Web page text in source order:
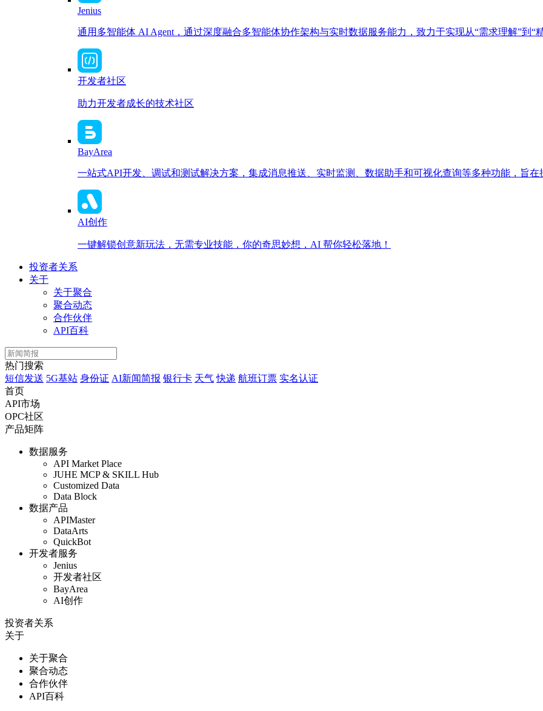
Jenius
通用多智能体 AI Agent，通过深度融合多智能体协作架构与实时数据服务能力，致力于实现从“需求理解”到“
开发者社区
助力开发者成长的技术社区
BayArea
一站式API开发、调试和测试解决方案，集成消息推送、实时监测、数据助手和可视化查询等多种功能，旨在
AI创作
一键解锁创意新玩法，无需专业技能，你的奇思妙想，AI 帮你轻松落地！
投资者关系
关于
关于聚合
聚合动态
合作伙伴
API百科
热门搜索
短信发送 5G基站 身份证 AI新闻简报 银行卡 天气 快递 航班订票 实名认证
首页
API市场
OPC社区
产品矩阵
数据服务
API Market Place
JUHE MCP & SKILL Hub
Customized Data
Data Block
数据产品
APIMaster
DataArts
QuickBot
开发者服务
Jenius
开发者社区
BayArea
AI创作
投资者关系
关于
关于聚合
聚合动态
合作伙伴
API百科